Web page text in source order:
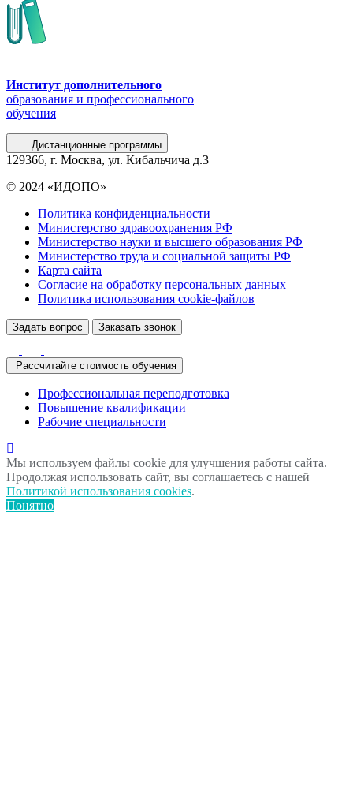
Институт дополнительного
образования и профессионального
обучения
Дистанционные программы
129366, г. Москва, ул. Кибальчича д.3
© 2024 «ИДОПО»
Политика конфиденциальности
Министерство здравоохранения РФ
Министерство науки и высшего образования РФ
Министерство труда и социальной защиты РФ
Карта сайта
Согласие на обработку персональных данных
Политика использования сookie-файлов
Задать вопрос Заказать звонок
Рассчитайте стоимость обучения
Профессиональная переподготовка
Повышение квалификации
Рабочие специальности
Мы используем файлы cookie для улучшения работы сайта.
Продолжая использовать сайт, вы соглашаетесь с нашей
Политикой использования cookies.
Понятно